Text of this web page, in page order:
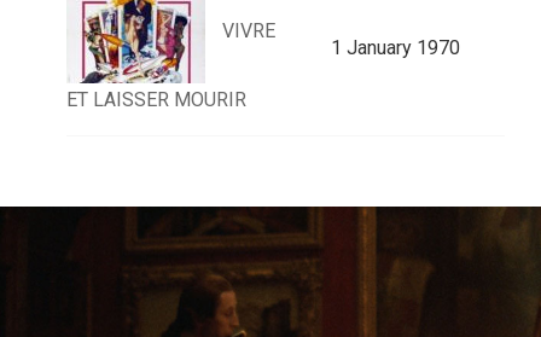
VIVRE
ET LAISSER MOURIR
1 January 1970